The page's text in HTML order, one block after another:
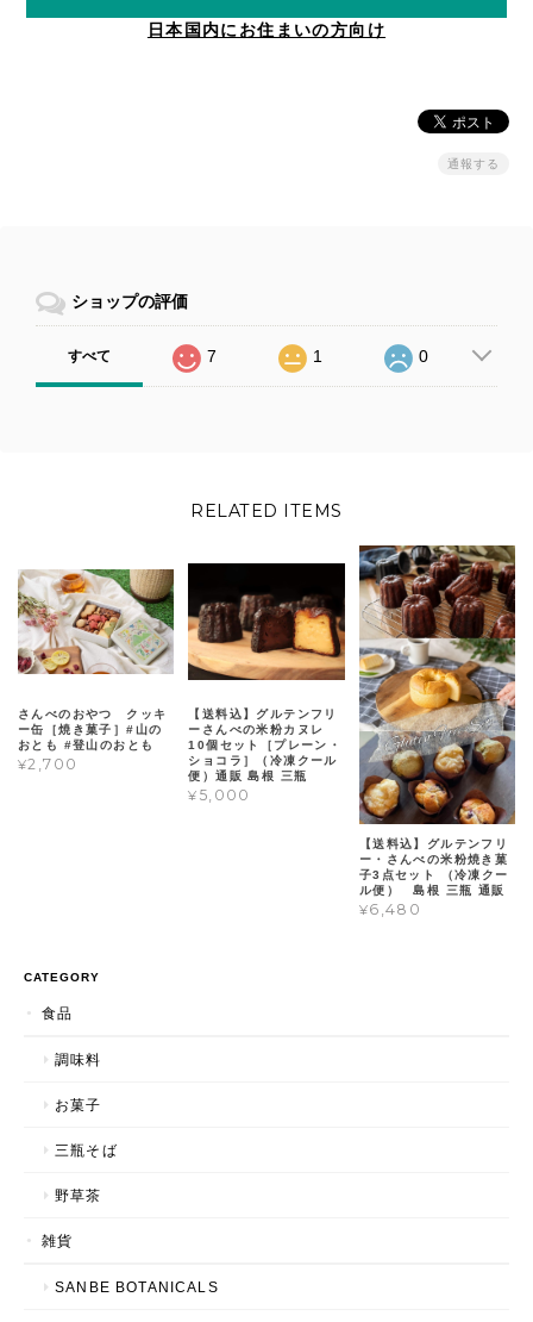
日本国内にお住まいの方向け
通報する
ショップの評価
すべて 7 1 0
RELATED ITEMS
さんべのおやつ クッキ
ー缶［焼き菓子］#山の
おとも #登山のおとも
¥2,700
【送料込】グルテンフリ
ーさんべの米粉カヌレ
10個セット［プレーン・
ショコラ］（冷凍クール
便）通販 島根 三瓶
¥5,000
【送料込】グルテンフリ
ー・さんべの米粉焼き菓
子3点セット （冷凍クー
ル便） 島根 三瓶 通販
¥6,480
CATEGORY
食品
調味料
お菓子
三瓶そば
野草茶
雑貨
SANBE BOTANICALS